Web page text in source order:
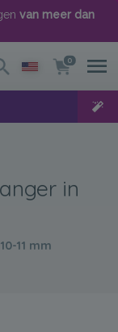
van meer dan
0
in
10-11 mm